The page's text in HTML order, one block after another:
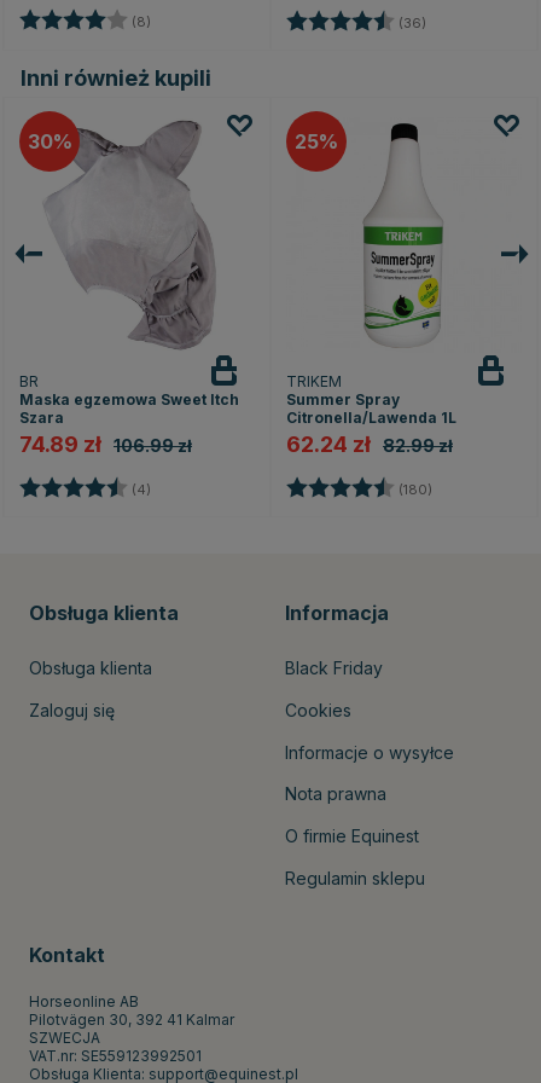
Ocena: (8) Ocena: (36)
Inni również kupili
30
BR
Maska egzemowa Sweet Itch
Szara
74.89 zł 106.99 zł
Ocena: (4)
25
TRIKEM
Summer Spray
Citronella/Lawenda 1L
62.24 zł 82.99 zł
Ocena: (180)
Obsługa klienta
Obsługa klienta
Zaloguj się
Informacja
Black Friday
Cookies
Informacje o wysyłce
Nota prawna
O firmie Equinest
Regulamin sklepu
Kontakt
Horseonline AB
Pilotvägen 30, 392 41 Kalmar
SZWECJA
VAT.nr: SE559123992501
Obsługa Klienta: support@equinest.pl